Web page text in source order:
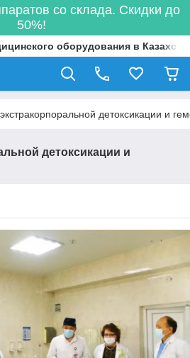
со склада. Скидки до
50%!
оборудования в
детоксикации и
детоксикации и